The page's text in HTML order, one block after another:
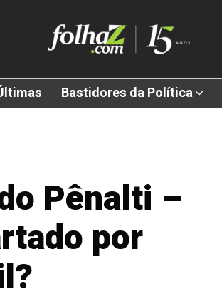
Bastidores da Política
Pênalti –
por